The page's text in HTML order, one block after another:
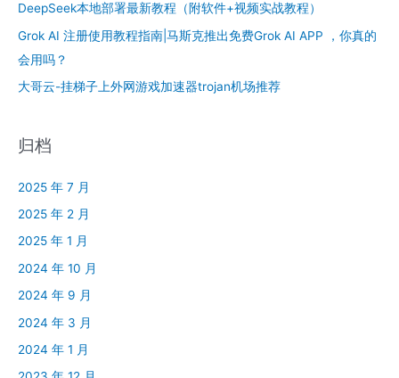
DeepSeek本地部署最新教程（附软件+视频实战教程）
Grok AI 注册使用教程指南|马斯克推出免费Grok AI APP ，你真的
会用吗？
大哥云-挂梯子上外网游戏加速器trojan机场推荐
归档
2025 年 7 月
2025 年 2 月
2025 年 1 月
2024 年 10 月
2024 年 9 月
2024 年 3 月
2024 年 1 月